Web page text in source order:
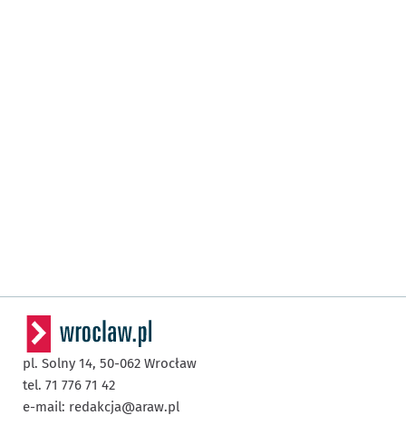
pl. Solny 14, 50-062 Wrocław
tel. 71 776 71 42
e-mail: redakcja@araw.pl